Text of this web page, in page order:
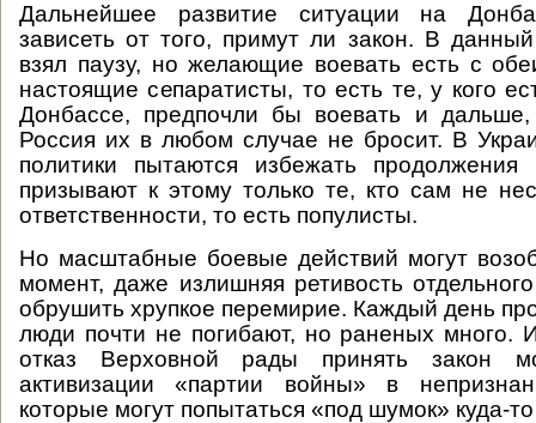
Дальнейшее развитие ситуации на
зависеть от того, примут ли закон. В
взял паузу, но желающие воевать есть с
настоящие сепаратисты, то есть те, у кого
Донбассе, предпочли бы воевать и дальше,
Россия их в любом случае не бросит. В
политики пытаются избежать продолжения
призывают к этому только те, кто сам не
ответственности, то есть популисты.
Но масштабные боевые действий могут
момент, даже излишняя ретивость
обрушить хрупкое перемирие. Каждый день
люди почти не погибают, но раненых много.
отказ Верховной рады принять закон
активизации «партии войны» в
которые могут попытаться «под шумок» куда-